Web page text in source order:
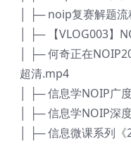
│ ├─ noip复赛解题
│ ├─ 【VLOG003】
│ ├─ 何奇正在
超清.mp4
│ ├─ 信息学NOIP广
│ ├─ 信息学NOIP深
│ ├─ 信息微课系列